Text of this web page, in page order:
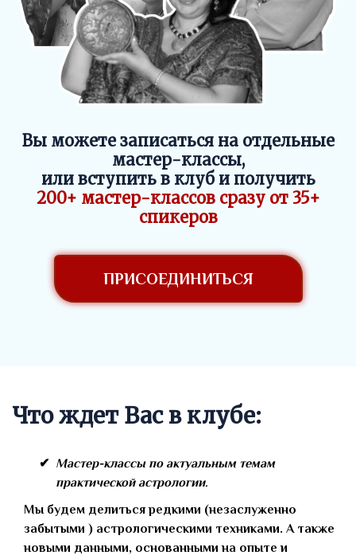
Вы можете записаться на отдельные
мастер-классы,
или вступить в клуб и получить
200+ мастер-классов сразу от 35+
спикеров
ПРИСОЕДИНИТЬСЯ
Что ждет Вас в клубе:
Мастер-классы по актуальным темам
практической астрологии.
Мы будем делиться редкими (незаслуженно
забытыми ) астрологическими техниками. А также
новыми данными, основанными на опыте и